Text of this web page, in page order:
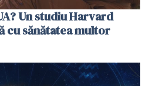
Un studiu Harvard
cu sănătatea multor